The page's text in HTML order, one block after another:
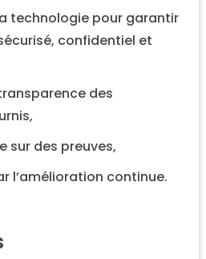
technologie pour garantir
confidentiel et
des
sur des preuves,
l’amélioration continue.